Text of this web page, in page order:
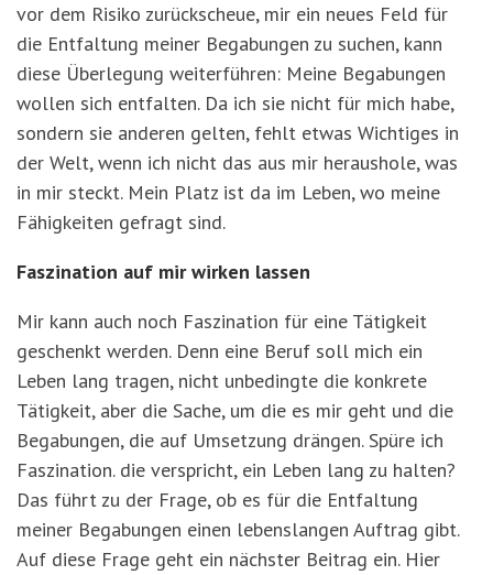
vor dem Risiko zurückscheue, mir ein neues Feld für
die Entfaltung meiner Begabungen zu suchen, kann
diese Überlegung weiterführen: Meine Begabungen
wollen sich entfalten. Da ich sie nicht für mich habe,
sondern sie anderen gelten, fehlt etwas Wichtiges in
der Welt, wenn ich nicht das aus mir heraushole, was
in mir steckt. Mein Platz ist da im Leben, wo meine
Fähigkeiten gefragt sind.
Faszination auf mir wirken lassen
Mir kann auch noch Faszination für eine Tätigkeit
geschenkt werden. Denn eine Beruf soll mich ein
Leben lang tragen, nicht unbedingte die konkrete
Tätigkeit, aber die Sache, um die es mir geht und die
Begabungen, die auf Umsetzung drängen. Spüre ich
Faszination. die verspricht, ein Leben lang zu halten?
Das führt zu der Frage, ob es für die Entfaltung
meiner Begabungen einen lebenslangen Auftrag gibt.
Auf diese Frage geht ein nächster Beitrag ein. Hier